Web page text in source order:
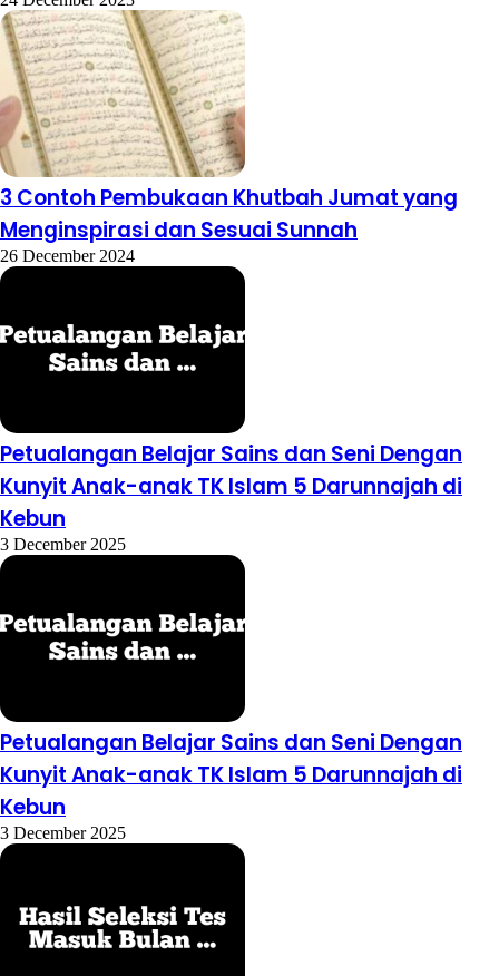
3 Contoh Pembukaan Khutbah Jumat yang
Menginspirasi dan Sesuai Sunnah
26 December 2024
Petualangan Belajar Sains dan Seni Dengan
Kunyit Anak-anak TK Islam 5 Darunnajah di
Kebun
3 December 2025
Petualangan Belajar Sains dan Seni Dengan
Kunyit Anak-anak TK Islam 5 Darunnajah di
Kebun
3 December 2025